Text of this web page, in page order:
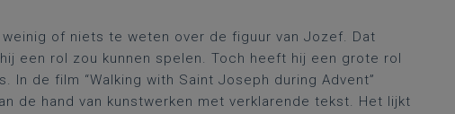
of niets te weten over de figuur van Jozef. Dat
een rol zou kunnen spelen. Toch heeft hij een grote rol
In de film “Walking with Saint Joseph during Advent”
de hand van kunstwerken met verklarende tekst. Het lijkt